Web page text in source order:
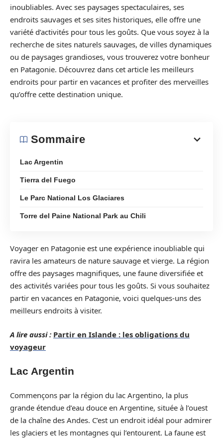
inoubliables. Avec ses paysages spectaculaires, ses
endroits sauvages et ses sites historiques, elle offre une
variété d’activités pour tous les goûts. Que vous soyez à la
recherche de sites naturels sauvages, de villes dynamiques
ou de paysages grandioses, vous trouverez votre bonheur
en Patagonie. Découvrez dans cet article les meilleurs
endroits pour partir en vacances et profiter des merveilles
qu’offre cette destination unique.
Sommaire
Lac Argentin
Tierra del Fuego
Le Parc National Los Glaciares
Torre del Paine National Park au Chili
Voyager en Patagonie est une expérience inoubliable qui
ravira les amateurs de nature sauvage et vierge. La région
offre des paysages magnifiques, une faune diversifiée et
des activités variées pour tous les goûts. Si vous souhaitez
partir en vacances en Patagonie, voici quelques-uns des
meilleurs endroits à visiter.
A lire aussi : Partir en Islande : les obligations du
voyageur
Lac Argentin
Commençons par la région du lac Argentino, la plus
grande étendue d’eau douce en Argentine, située à l’ouest
de la chaîne des Andes. C’est un endroit idéal pour admirer
les glaciers et les montagnes qui l’entourent. La faune est